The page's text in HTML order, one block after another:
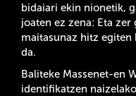
bidaiari ekin nionetik,
joaten ez zena: Eta
maitasunaz hitz
da.
Baliteke Massenet-en
identifikatzen